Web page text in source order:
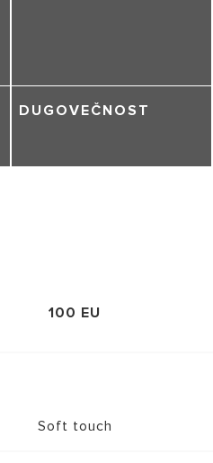
DUGOVEČNOST
100 EU
Soft touch